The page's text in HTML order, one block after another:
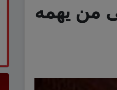
من يهمه